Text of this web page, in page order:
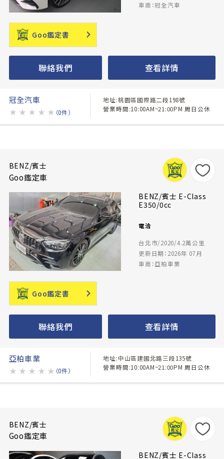
車商：冠全汽車
Goo鑑定書
聯絡我們 查看詳情
冠全汽車
★ ★ ★ ★ ★ （0件）
地址:桃園區國際路二段198號
營業時間:10:00AM~21:00PM 周日公休
BENZ/賓士
Goo鑑定車
BENZ/賓士 E-Class
E350/0cc
電洽
台北市/2020/4.2萬公里
更新日期：2026年 07月
車商：亞柏車業
Goo鑑定書
聯絡我們 查看詳情
亞柏車業
★ ★ ★ ★ ★ （0件）
地址:中山區建國北路三段135號
營業時間:10:00AM~21:00PM 周日公休
BENZ/賓士
Goo鑑定車
BENZ/賓士 E-Class